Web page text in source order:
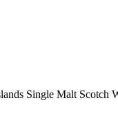
Single Malt Scotch